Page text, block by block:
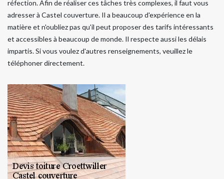
réfection. Afin de réaliser ces tâches très complexes, il faut vous
adresser à Castel couverture. Il a beaucoup d'expérience en la
matière et n'oubliez pas qu'il peut proposer des tarifs intéressants
et accessibles à beaucoup de monde. Il respecte aussi les délais
impartis. Si vous voulez d'autres renseignements, veuillez le
téléphoner directement.